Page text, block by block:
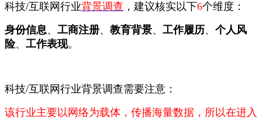
科技/互联网行业背景调查 ，建议核实以下6个维度：
身份信息、 工商注册、 教育背景、 工作履历、 个人风
险、 工作表现。
科技/互联网行业背景调查需要注意：
该行业主要以网络为载体，传播海量数据，所以在进入